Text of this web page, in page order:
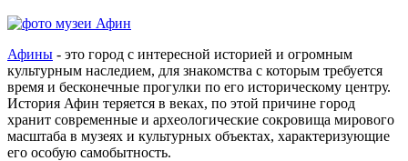
Афины - это город с интересной историей и огромным
культурным наследием, для знакомства с которым требуется
время и бесконечные прогулки по его историческому центру.
История Афин теряется в веках, по этой причине город
хранит современные и археологические сокровища мирового
масштаба в музеях и культурных объектах, характеризующие
его особую самобытность.